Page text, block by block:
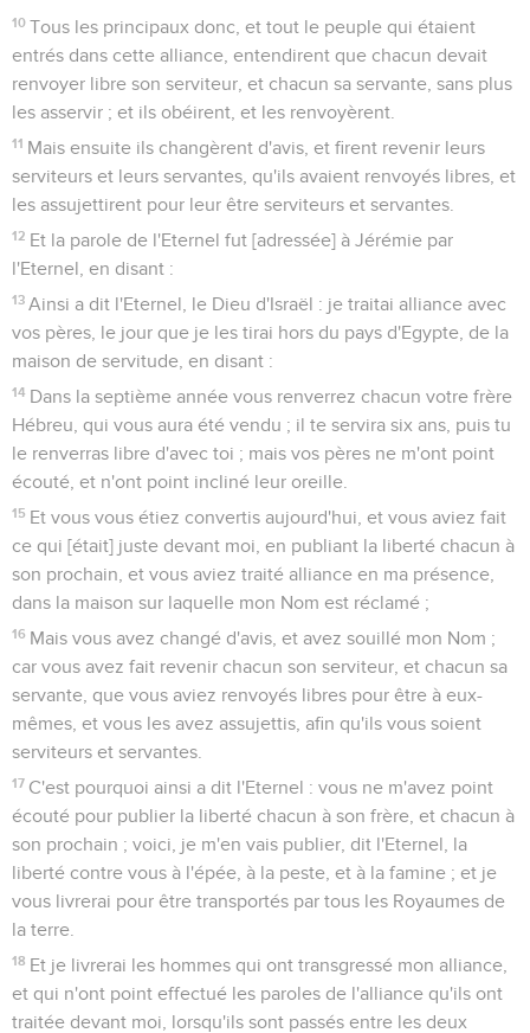
10 Tous les principaux donc, et tout le peuple qui étaient
entrés dans cette alliance, entendirent que chacun devait
renvoyer libre son serviteur, et chacun sa servante, sans plus
les asservir ; et ils obéirent, et les renvoyèrent.
11 Mais ensuite ils changèrent d'avis, et firent revenir leurs
serviteurs et leurs servantes, qu'ils avaient renvoyés libres, et
les assujettirent pour leur être serviteurs et servantes.
12 Et la parole de l'Eternel fut [adressée] à Jérémie par
l'Eternel, en disant :
13 Ainsi a dit l'Eternel, le Dieu d'Israël : je traitai alliance avec
vos pères, le jour que je les tirai hors du pays d'Egypte, de la
maison de servitude, en disant :
14 Dans la septième année vous renverrez chacun votre frère
Hébreu, qui vous aura été vendu ; il te servira six ans, puis tu
le renverras libre d'avec toi ; mais vos pères ne m'ont point
écouté, et n'ont point incliné leur oreille.
15 Et vous vous étiez convertis aujourd'hui, et vous aviez fait
ce qui [était] juste devant moi, en publiant la liberté chacun à
son prochain, et vous aviez traité alliance en ma présence,
dans la maison sur laquelle mon Nom est réclamé ;
16 Mais vous avez changé d'avis, et avez souillé mon Nom ;
car vous avez fait revenir chacun son serviteur, et chacun sa
servante, que vous aviez renvoyés libres pour être à eux-
mêmes, et vous les avez assujettis, afin qu'ils vous soient
serviteurs et servantes.
17 C'est pourquoi ainsi a dit l'Eternel : vous ne m'avez point
écouté pour publier la liberté chacun à son frère, et chacun à
son prochain ; voici, je m'en vais publier, dit l'Eternel, la
liberté contre vous à l'épée, à la peste, et à la famine ; et je
vous livrerai pour être transportés par tous les Royaumes de
la terre.
18 Et je livrerai les hommes qui ont transgressé mon alliance,
et qui n'ont point effectué les paroles de l'alliance qu'ils ont
traitée devant moi, lorsqu'ils sont passés entre les deux